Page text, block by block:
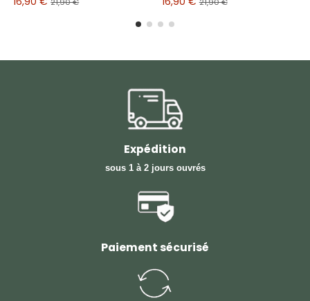
Expédition
sous 1 à 2 jours ouvrés
Paiement sécurisé